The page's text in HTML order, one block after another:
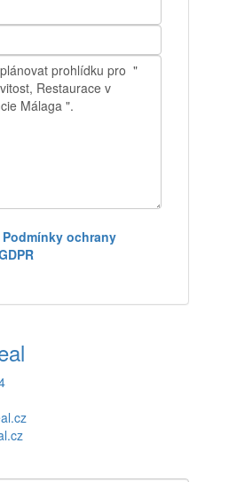
Podmínky ochrany